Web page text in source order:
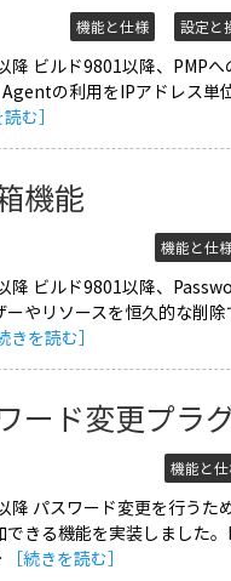
機能と仕様 設定と
降 ビルド9801以降、PMP
の利用をIPアドレス単
む］
機能
機能と仕
降 ビルド9801以降、
ーやリソースを恒久的な削
きを読む］
ード変更プラ
機能と
降 パスワード変更を行うた
できる機能を実装しました
［続きを読む］